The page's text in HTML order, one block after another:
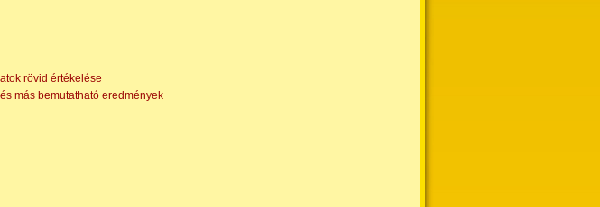
rövid értékelése
más bemutatható eredmények